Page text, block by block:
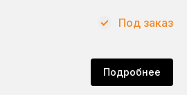
Подробнее
Под заказ